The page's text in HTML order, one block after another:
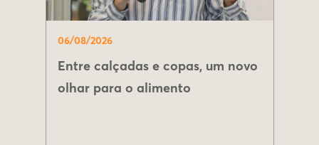
06/08/2026
Entre calçadas e copas, um novo
olhar para o alimento